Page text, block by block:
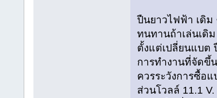
ปืนยาวไฟฟ้า เดิม
ทนทานถ้าเล่นเดิ
ตั้งแต่เปลี่ยนแบต
การทำงานที่จัดขึ้
ควรระวังการซื้อแ
ส่วนโวลล์ 11.1